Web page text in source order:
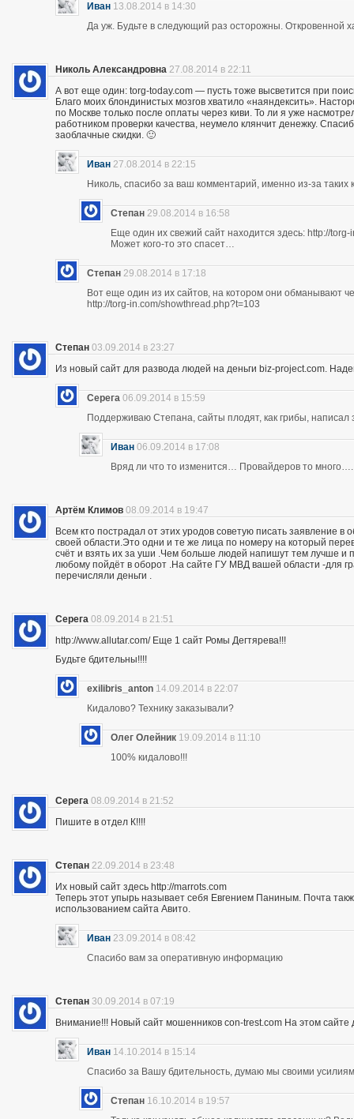
Иван 13.08.2014 в 14:30
Да уж. Будьте в следующий раз осторожны. Откровенной
Николь Александровна 27.08.2014 в 22:11
А вот еще один: torg-today.com — пусть тоже высветится при
Благо моих блондинистых мозгов хватило «наяндексить».
по Москве только после оплаты через киви. То ли я уже
работником проверки качества, неумело клянчит денежку.
заоблачные скидки. 🙂
Иван 27.08.2014 в 22:15
Николь, спасибо за ваш комментарий, именно из-за
Степан 29.08.2014 в 16:58
Еще один их свежий сайт находится здесь: http://
Может кого-то это спасет…
Степан 29.08.2014 в 17:18
Вот еще один из их сайтов, на котором они обманывают
http://torg-in.com/showthread.php?t=103
Степан 03.09.2014 в 23:27
Из новый сайт для развода людей на деньги biz-project.com.
Серега 06.09.2014 в 15:59
Поддерживаю Степана, сайты плодят, как грибы,
Иван 06.09.2014 в 17:08
Вряд ли что то изменится… Провайдеров то много….
Артём Климов 08.09.2014 в 19:47
Всем кто пострадал от этих уродов советую писать заявление
своей области.Это одни и те же лица по номеру на который
счёт и взять их за уши .Чем больше людей напишут тем лучше и
любому пойдёт в оборот .На сайте ГУ МВД вашей области -для
перечисляли деньги .
Серега 08.09.2014 в 21:51
http://www.allutar.com/ Еще 1 сайт Ромы Дегтярева!!!
Будьте бдительны!!!!
exilibris_anton 14.09.2014 в 22:07
Кидалово? Технику заказывали?
Олег Олейник 19.09.2014 в 11:10
100% кидалово!!!
Серега 08.09.2014 в 21:52
Пишите в отдел К!!!!
Степан 22.09.2014 в 23:48
Их новый сайт здесь http://marrots.com
Теперь этот упырь называет себя Евгением Паниным. Почта
использованием сайта Авито.
Иван 23.09.2014 в 08:42
Спасибо вам за оперативную информацию
Степан 30.09.2014 в 07:19
Внимание!!! Новый сайт мошенников con-trest.com На этом сайте
Иван 14.10.2014 в 15:14
Спасибо за Вашу бдительность, думаю мы своими
Степан 16.10.2014 в 19:57